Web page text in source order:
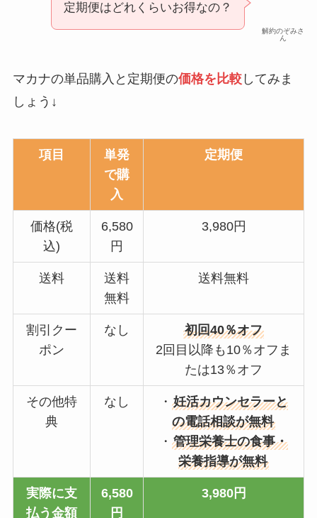
解約のぞみさ
ん
定期便はどれくらいお得なの？
マカナの単品購入と定期便の価格を比較してみま
しょう↓
項目
単発
で購
入
定期便
価格(税
込)
6,580
円
3,980円
送料
送料
無料
送料無料
割引クー
ポン
なし
初回40％オフ
2回目以降も10％オフま
たは13％オフ
その他特
典
なし ・ 妊活カウンセラーと
の電話相談が無料
・ 管理栄養士の食事・
栄養指導が無料
実際に支
払う金額
6,580
円
3,980円